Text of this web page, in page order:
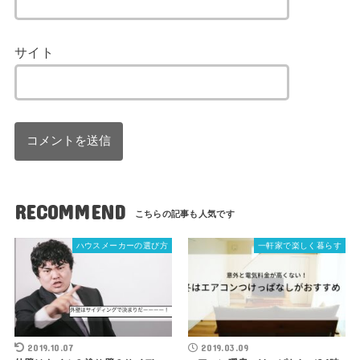
サイト
RECOMMEND
ハウスメーカーの選び方
2019.10.07
一軒家で楽しく暮らす
2019.03.09